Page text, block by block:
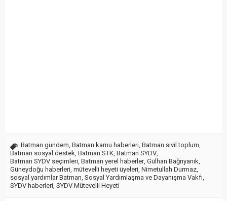
Batman gündem, Batman kamu haberleri, Batman sivil toplum,
Batman sosyal destek, Batman STK, Batman SYDV,
Batman SYDV seçimleri, Batman yerel haberler, Gülhan Bağrıyanık,
Güneydoğu haberleri, mütevelli heyeti üyeleri, Nimetullah Durmaz,
sosyal yardımlar Batman, Sosyal Yardımlaşma ve Dayanışma Vakfı,
SYDV haberleri, SYDV Mütevelli Heyeti